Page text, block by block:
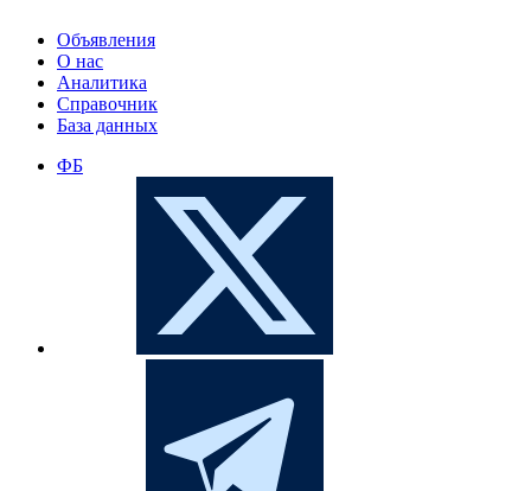
Объявления
О нас
Аналитика
Справочник
База данных
ФБ